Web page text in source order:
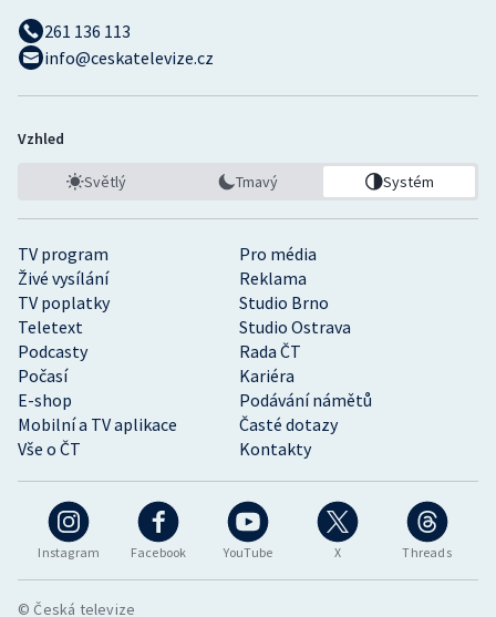
Instagram Facebook YouTube X Threads
TV program
Pro média
Živé vysílání
Reklama
TV poplatky
Studio Brno
Teletext
Studio Ostrava
Podcasty
Rada ČT
Počasí
Kariéra
E-shop
Podávání námětů
Mobilní a TV aplikace
Časté dotazy
Vše o ČT
Kontakty
261 136 113
info@ceskatelevize.cz
Vzhled
Světlý Tmavý Systém
© Česká televize